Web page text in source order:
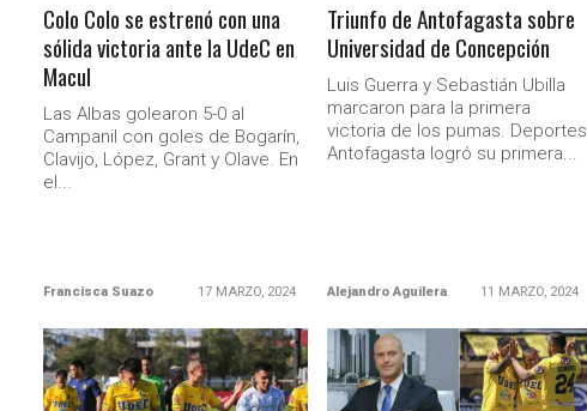
Colo Colo se estrenó con una
sólida victoria ante la UdeC en
Macul
Las Albas golearon 5-0 al
Campanil con goles de Bogarín,
Clavijo, López, Grant y Olave. En
el...
Francisca Suazo 17 MARZO, 2024
Triunfo de Antofagasta sobre
Universidad de Concepción
Luis Guerra y Sebastián Ubilla
marcaron para la primera
victoria de los pumas. Deportes
Antofagasta logró su primera...
Alejandro Aguilera 11 MARZO, 2024
LEER MÁS LEER MÁS